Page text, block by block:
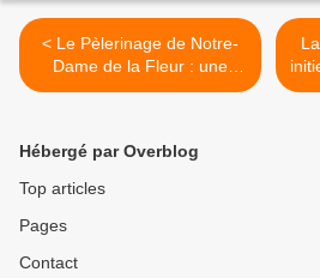
< Le Pèlerinage de Notre-
Dame de la Fleur : une
tradition vivante entre foi et
Hébergé par Overblog
Top articles
Pages
Contact